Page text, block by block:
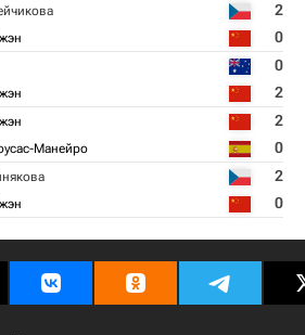
2
0
0
2
2
Манейро 0
2
0